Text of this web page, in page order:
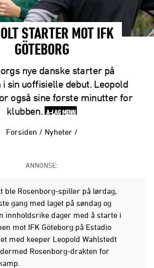
STARTER MOT IFK
GÖTEBORG
nye danske starter på
sin uoffisielle debut. Leopold
også sine første minutter for
klubben. A-LAG MENN
Forsiden / Nyheter /
ANNONSE:
ble Rosenborg-spiller på lørdag,
gang med laget på søndag og
innholdsrike dager med å starte i
mot IFK Göteborg på Estadio
med keeper Leopold Wahlstedt
Rosenborg-drakten for